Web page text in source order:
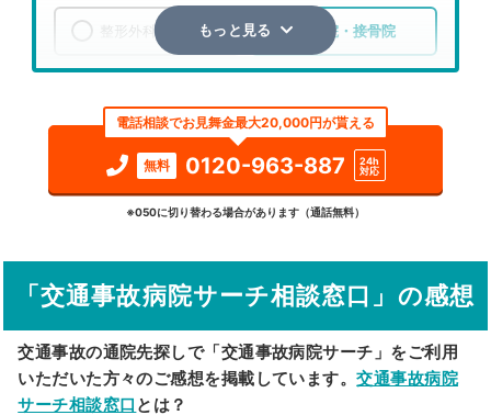
整形外科 整骨院・接骨院
検索する
詳細条件で絞り込む
駅から探す 院名から探す
もっと見る
電話相談でお見舞金最大20,000円が貰える
無料 0120-963-887
24h
対応
※050に切り替わる場合があります（通話無料）
「交通事故病院サーチ相談窓口」の感想
交通事故の通院先探しで「交通事故病院サーチ」をご利用
いただいた方々のご感想を掲載しています。交通事故病院
サーチ相談窓口 とは？